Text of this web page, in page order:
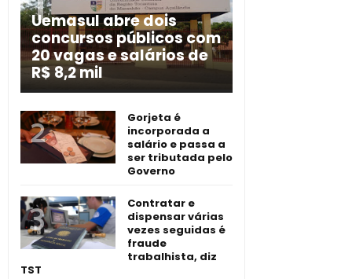
Uemasul abre dois
concursos públicos com
20 vagas e salários de
R$ 8,2 mil
Gorjeta é
incorporada a
salário e passa a
ser tributada pelo
Governo
Contratar e
dispensar várias
vezes seguidas é
fraude
trabalhista, diz
TST